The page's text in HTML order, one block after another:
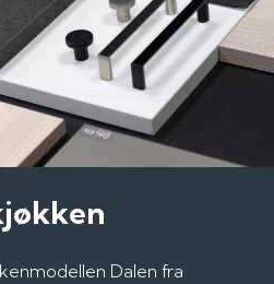
Dalen fra